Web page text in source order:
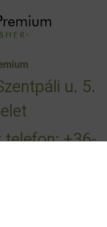
u. 5.
telefon:+36-